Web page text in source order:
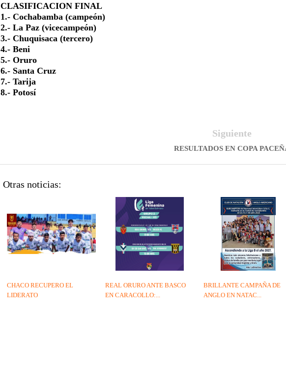
CLASIFICACION FINAL
1.- Cochabamba (campeón)
2.- La Paz (vicecampeón)
3.- Chuquisaca (tercero)
4.- Beni
5.- Oruro
6.- Santa Cruz
7.- Tarija
8.- Potosí
Siguiente
RESULTADOS EN COPA
Otras noticias:
BRILLANTE CAMPAÑA DE
ANGLO EN NATAC...
REAL ORURO ANTE BASCO
EN CARACOLLO:...
CHACO RECUPERO EL
LIDERATO